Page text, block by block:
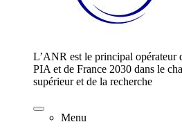
L’ANR est le principal opérateur
PIA et de France 2030 dans le
supérieur et de la recherche
Menu